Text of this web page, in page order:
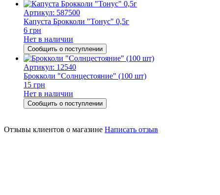
Артикул: 587500
Капуста Брокколи "Тонус" 0,5г
6 грн
Нет в наличии
Сообщить о поступлении
Артикул: 12540
Брокколи "Солнцестояние" (100 шт)
15 грн
Нет в наличии
Сообщить о поступлении
Отзывы клиентов о магазине Написать отзыв